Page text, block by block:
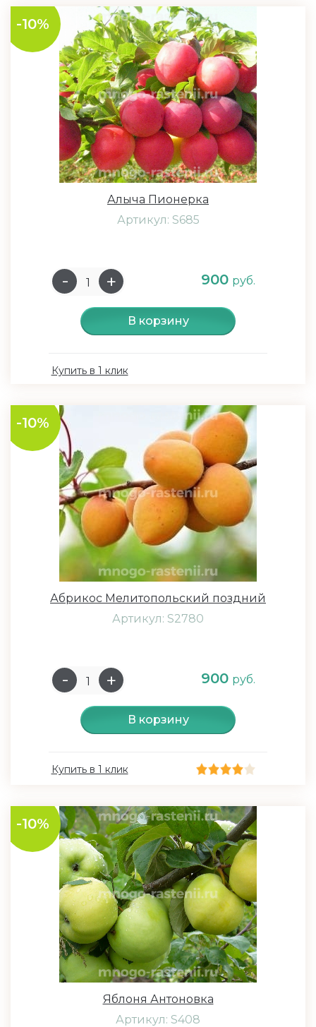
-10%
Алыча Пионерка
Артикул: S685
900 руб.
В корзину
Купить в 1 клик
-10%
Абрикос Мелитопольский поздний
Артикул: S2780
900 руб.
В корзину
Купить в 1 клик
-10%
Яблоня Антоновка
Артикул: S408